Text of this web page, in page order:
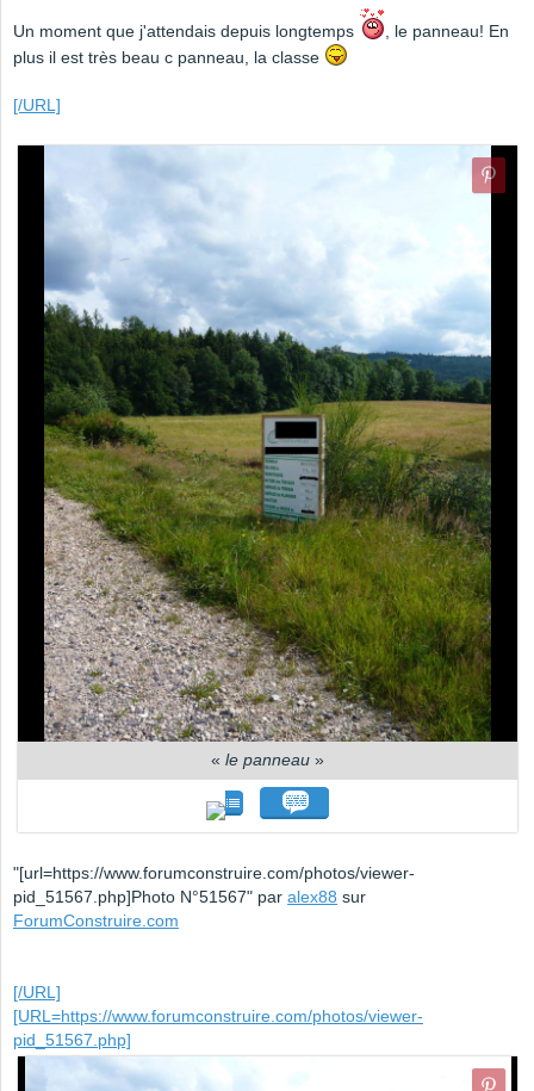
Un moment que j'attendais depuis longtemps
, le panneau! En
plus il est très beau c panneau, la classe
[/URL]
« le panneau »
"[url=https://www.forumconstruire.com/photos/viewer-
pid_51567.php]Photo N°51567" par alex88 sur
ForumConstruire.com
[/URL]
[URL=https://www.forumconstruire.com/photos/viewer-
pid_51567.php]